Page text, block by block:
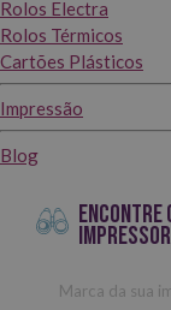
Rolos Electra
Rolos Térmicos
Cartões Plásticos
Impressão
Blog
ENCONTRE